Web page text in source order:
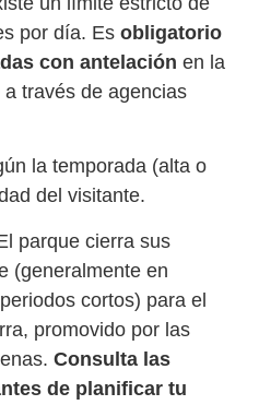
por día. Es obligatorio
con antelación en la
través de agencias
la temporada (alta o
del visitante.
parque cierra sus
(generalmente en
cortos) para el
promovido por las
Consulta las
de planificar tu